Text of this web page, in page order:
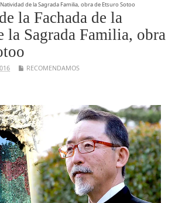
de la Sagrada Familia, obra de Etsuro Sotoo
la Fachada de la
la Sagrada Familia, obra
RECOMENDAMOS